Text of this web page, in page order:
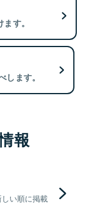
す。
ます。
報
い順に掲載